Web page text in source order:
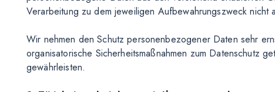
Verarbeitung zu dem jeweiligen Aufbewahrungszweck
Wir nehmen den Schutz personenbezogener Daten sehr
organisatorische Sicherheitsmaßnahmen zum Datenschutz
gewährleisten.